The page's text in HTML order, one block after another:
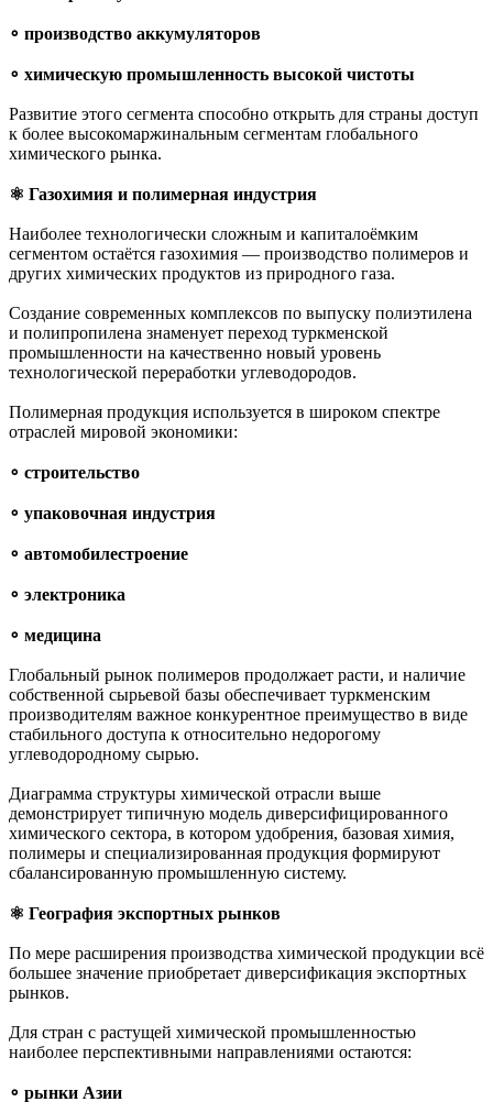
∘ производство аккумуляторов
∘ химическую промышленность высокой чистоты
Развитие этого сегмента способно открыть для страны доступ
к более высокомаржинальным сегментам глобального
химического рынка.
⚛︎ Газохимия и полимерная индустрия
Наиболее технологически сложным и капиталоёмким
сегментом остаётся газохимия — производство полимеров и
других химических продуктов из природного газа.
Создание современных комплексов по выпуску полиэтилена
и полипропилена знаменует переход туркменской
промышленности на качественно новый уровень
технологической переработки углеводородов.
Полимерная продукция используется в широком спектре
отраслей мировой экономики:
∘ строительство
∘ упаковочная индустрия
∘ автомобилестроение
∘ электроника
∘ медицина
Глобальный рынок полимеров продолжает расти, и наличие
собственной сырьевой базы обеспечивает туркменским
производителям важное конкурентное преимущество в виде
стабильного доступа к относительно недорогому
углеводородному сырью.
Диаграмма структуры химической отрасли выше
демонстрирует типичную модель диверсифицированного
химического сектора, в котором удобрения, базовая химия,
полимеры и специализированная продукция формируют
сбалансированную промышленную систему.
⚛︎ География экспортных рынков
По мере расширения производства химической продукции всё
большее значение приобретает диверсификация экспортных
рынков.
Для стран с растущей химической промышленностью
наиболее перспективными направлениями остаются:
∘ рынки Азии